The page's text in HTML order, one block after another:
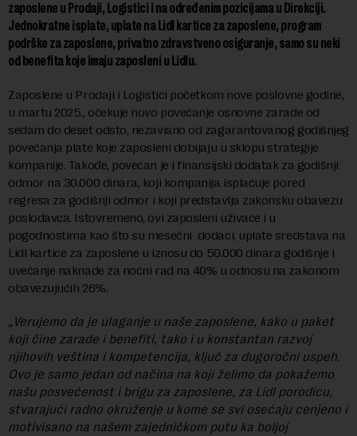
zaposlene u Prodaji, Logistici i na određenim pozicijama u Direkciji.
Jednokratne isplate, uplate na Lidl kartice za zaposlene, program
podrške za zaposlene, privatno zdravstveno osiguranje, samo su neki
od benefita koje imaju zaposleni u Lidlu.
Zaposlene u Prodaji i Logistici početkom nove poslovne godine,
u martu 2025., očekuje novo povećanje osnovne zarade od
sedam do deset odsto, nezavisno od zagarantovanog godišnjeg
povećanja plate koje zaposleni dobijaju u sklopu strategije
kompanije. Takođe, povećan je i finansijski dodatak za godišnji
odmor na 30.000 dinara, koji kompanija isplaćuje pored
regresa za godišnji odmor i koji predstavlja zakonsku obavezu
poslodavca. Istovremeno, ovi zaposleni uživaće i u
pogodnostima kao što su mesečni dodaci, uplate sredstava na
Lidl kartice za zaposlene u iznosu do 50.000 dinara godišnje i
uvećanje naknade za noćni rad na 40% u odnosu na zakonom
obavezujućih 26%.
„Verujemo da je ulaganje u naše zaposlene, kako u paket
koji čine zarade i benefiti, tako i u konstantan razvoj
njihovih veština i kompetencija, ključ za dugoročni uspeh.
Ovo je samo jedan od načina na koji želimo da pokažemo
našu posvećenost i brigu za zaposlene, za Lidl porodicu,
stvarajući radno okruženje u kome se svi osećaju cenjeno i
motivisano na našem zajedničkom putu ka boljoj